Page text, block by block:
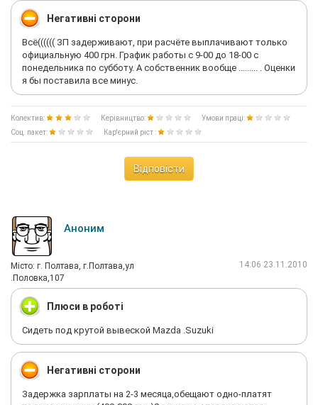
Негативні сторони
Всё(((((( ЗП задерживают, при расчёте выплачивают только
официальную 400 грн. График работы с 9-00 до 18-00 с
понедельника по субботу. А собственник вообще ......... . Оценки
я бы поставила все минус.
Колектив: Керівництво:
Умови праці:
Соц. пакет:
Кар'єрний ріст :
Відповісти
Аноним
Мiсто: г. Полтава, г.Полтава,ул
.Половка,107
14:06 23.11.2010
Плюси в роботі
Сидеть под крутой вывеской Mazda .Suzuki
Негативні сторони
Задержка зарплаты на 2-3 месяца,обещают одно-платят